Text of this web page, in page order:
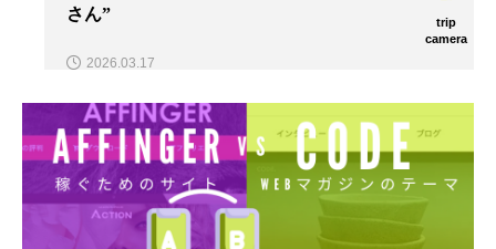
さん”
trip
camera
2026.03.17